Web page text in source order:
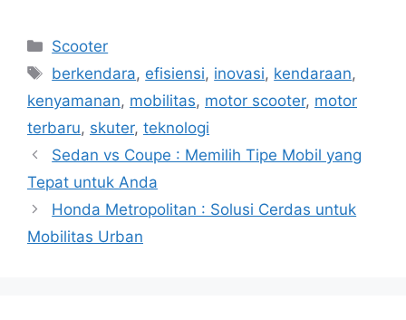
Kategori
Scooter
Tag
berkendara, efisiensi, inovasi, kendaraan,
kenyamanan, mobilitas, motor scooter, motor
terbaru, skuter, teknologi
Sedan vs Coupe : Memilih Tipe Mobil yang
Tepat untuk Anda
Honda Metropolitan : Solusi Cerdas untuk
Mobilitas Urban